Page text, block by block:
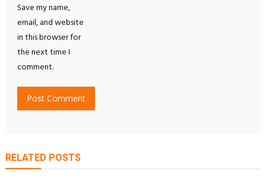
Save my name,
email, and website
in this browser for
the next time I
comment.
RELATED POSTS